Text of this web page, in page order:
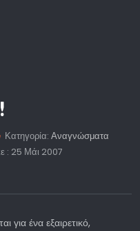
Κατηγορία:Αναγνώσματα
: 25 Μάι 2007
για ένα εξαιρετικό,